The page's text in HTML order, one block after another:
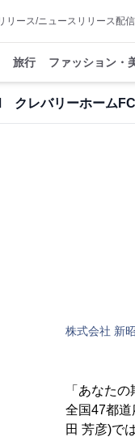
リース/ニュースリリース配
旅行 ファッション・
クレバリーホーム
株式会社 新
「あなた
全国47都
田 芳彦)で